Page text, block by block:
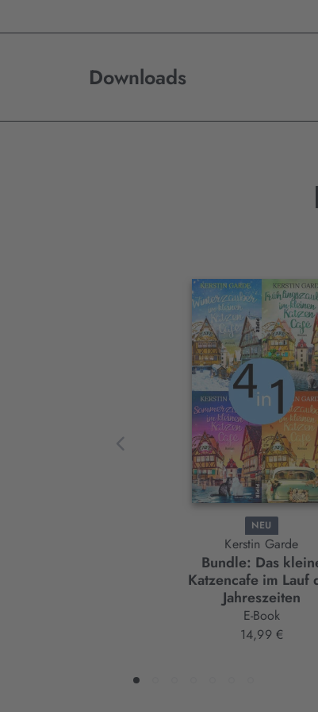
Downloads
Interaktives
Slider-
Element
NEU
Kerstin Garde
Bundle: Das
Katzencafe im Lauf
Jahreszeiten
E-Book
14,99 €